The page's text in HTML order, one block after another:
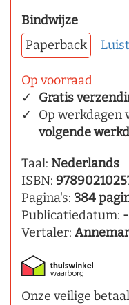
Bindwijze
Paperback
Op voorraad
Gratis
Op werkdagen
volgende
Taal: Nederlands
ISBN:
Pagina's: 384
Publicatiedatum:
Vertaler:
Onze veilige